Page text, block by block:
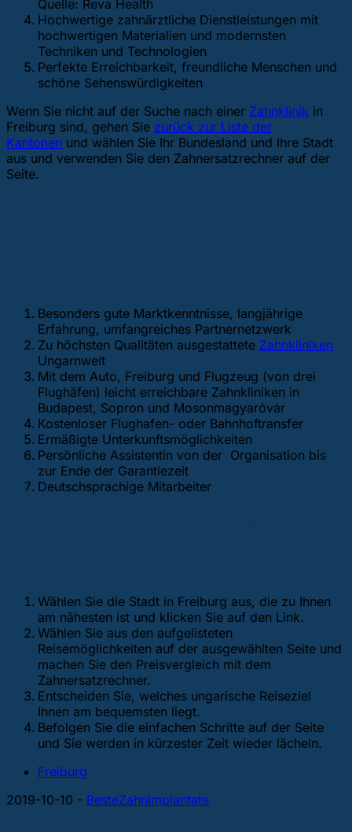
Quelle: Reva Health
Hochwertige zahnärztliche Dienstleistungen mit
hochwertigen Materialien und modernsten
Techniken und Technologien
Perfekte Erreichbarkeit, freundliche Menschen und
schöne Sehenswürdigkeiten
Wenn Sie nicht auf der Suche nach einer Zahnklinik in
Freiburg sind, gehen Sie zurück zur Liste der
Kantonen und wählen Sie Ihr Bundesland und Ihre Stadt
aus und verwenden Sie den Zahnersatzrechner auf der
Seite.
Besonders gute Marktkenntnisse, langjährige
Erfahrung, umfangreiches Partnernetzwerk
Zu höchsten Qualitäten ausgestattete Zahnkliniken
Ungarnweit
Mit dem Auto, Freiburg und Flugzeug (von drei
Flughäfen) leicht erreichbare Zahnkliniken in
Budapest, Sopron und Mosonmagyaróvár
Kostenloser Flughafen- oder Bahnhoftransfer
Ermäßigte Unterkunftsmöglichkeiten
Persönliche Assistentin von der Organisation bis
zur Ende der Garantiezeit
Deutschsprachige Mitarbeiter
Wählen Sie die Stadt in Freiburg aus, die zu Ihnen
am nähesten ist und klicken Sie auf den Link.
Wählen Sie aus den aufgelisteten
Reisemöglichkeiten auf der ausgewählten Seite und
machen Sie den Preisvergleich mit dem
Zahnersatzrechner.
Entscheiden Sie, welches ungarische Reiseziel
Ihnen am bequemsten liegt.
Befolgen Sie die einfachen Schritte auf der Seite
und Sie werden in kürzester Zeit wieder lächeln.
Freiburg
2019-10-10 - BesteZahnImplantate